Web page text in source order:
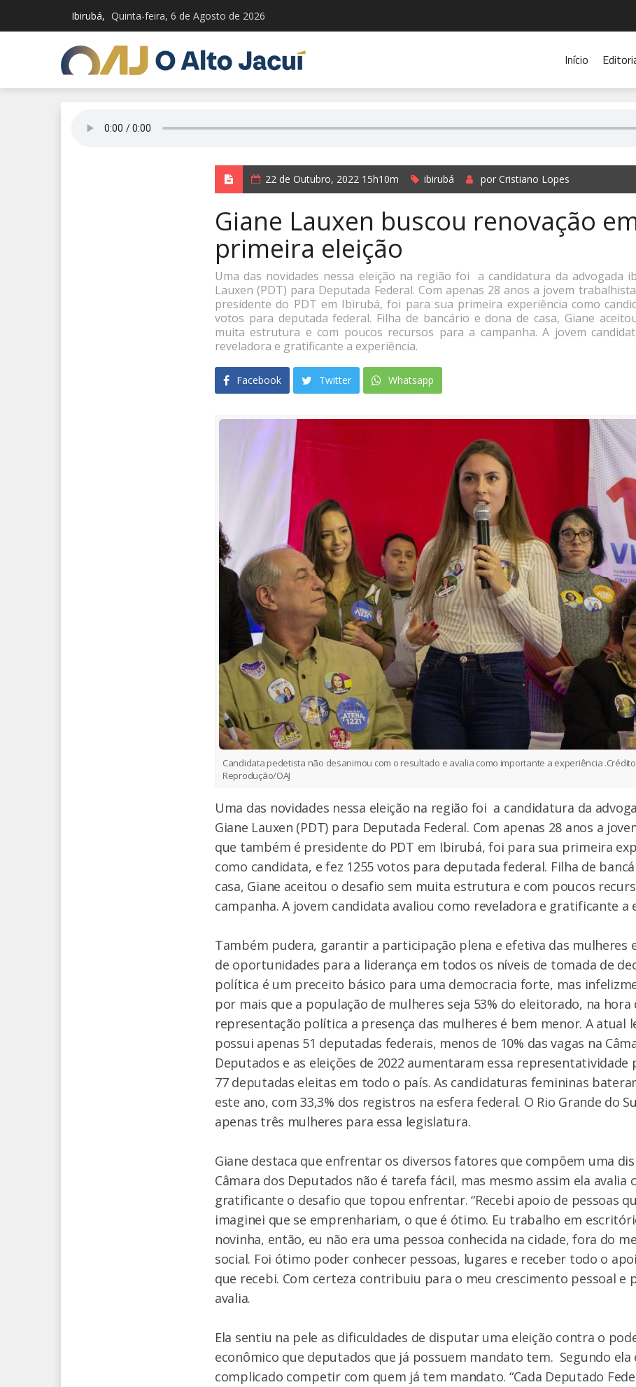
Ibirubá, Quinta-feira, 6 de Agosto de 2026
Início
22 de Outubro, 2022 15h10m ibirubá por Cristiano Lopes
Giane Lauxen buscou renovação
primeira eleição
Uma das novidades nessa eleição na região foi a candidatura da advogada
Lauxen (PDT) para Deputada Federal. Com apenas 28 anos a jovem
presidente do PDT em Ibirubá, foi para sua primeira experiência como
votos para deputada federal. Filha de bancário e dona de casa, Giane
muita estrutura e com poucos recursos para a campanha. A jovem
reveladora e gratificante a experiência.
Facebook Twitter Whatsapp
Candidata pedetista não desanimou com o resultado e avalia como importante a experiência .
Reprodução/OAJ
Uma das novidades nessa eleição na região foi a candidatura da
Giane Lauxen (PDT) para Deputada Federal. Com apenas 28 anos a
que também é presidente do PDT em Ibirubá, foi para sua primeira
como candidata, e fez 1255 votos para deputada federal. Filha de
casa, Giane aceitou o desafio sem muita estrutura e com poucos
campanha. A jovem candidata avaliou como reveladora e gratificante a
Também pudera, garantir a participação plena e efetiva das mulheres
de oportunidades para a liderança em todos os níveis de tomada de
política é um preceito básico para uma democracia forte, mas
por mais que a população de mulheres seja 53% do eleitorado, na hora
representação política a presença das mulheres é bem menor. A atual
possui apenas 51 deputadas federais, menos de 10% das vagas na
Deputados e as eleições de 2022 aumentaram essa representatividade
77 deputadas eleitas em todo o país. As candidaturas femininas
este ano, com 33,3% dos registros na esfera federal. O Rio Grande do
apenas três mulheres para essa legislatura.
Giane destaca que enfrentar os diversos fatores que compõem uma
Câmara dos Deputados não é tarefa fácil, mas mesmo assim ela avalia
gratificante o desafio que topou enfrentar. “Recebi apoio de pessoas
imaginei que se emprenhariam, o que é ótimo. Eu trabalho em
novinha, então, eu não era uma pessoa conhecida na cidade, fora do
social. Foi ótimo poder conhecer pessoas, lugares e receber todo o
que recebi. Com certeza contribuiu para o meu crescimento pessoal e
avalia.
Ela sentiu na pele as dificuldades de disputar uma eleição contra o
econômico que deputados que já possuem mandato tem. Segundo ela
complicado competir com quem já tem mandato. “Cada Deputado